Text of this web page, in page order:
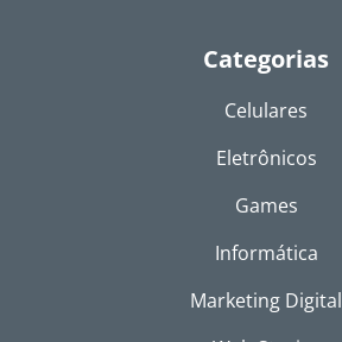
Categorias
Celulares
Eletrônicos
Games
Informática
Marketing Digital